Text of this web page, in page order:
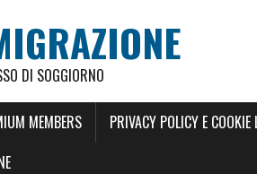
DI SOGGIORNO
MEMBERS PRIVACY POLICY E COOKIE